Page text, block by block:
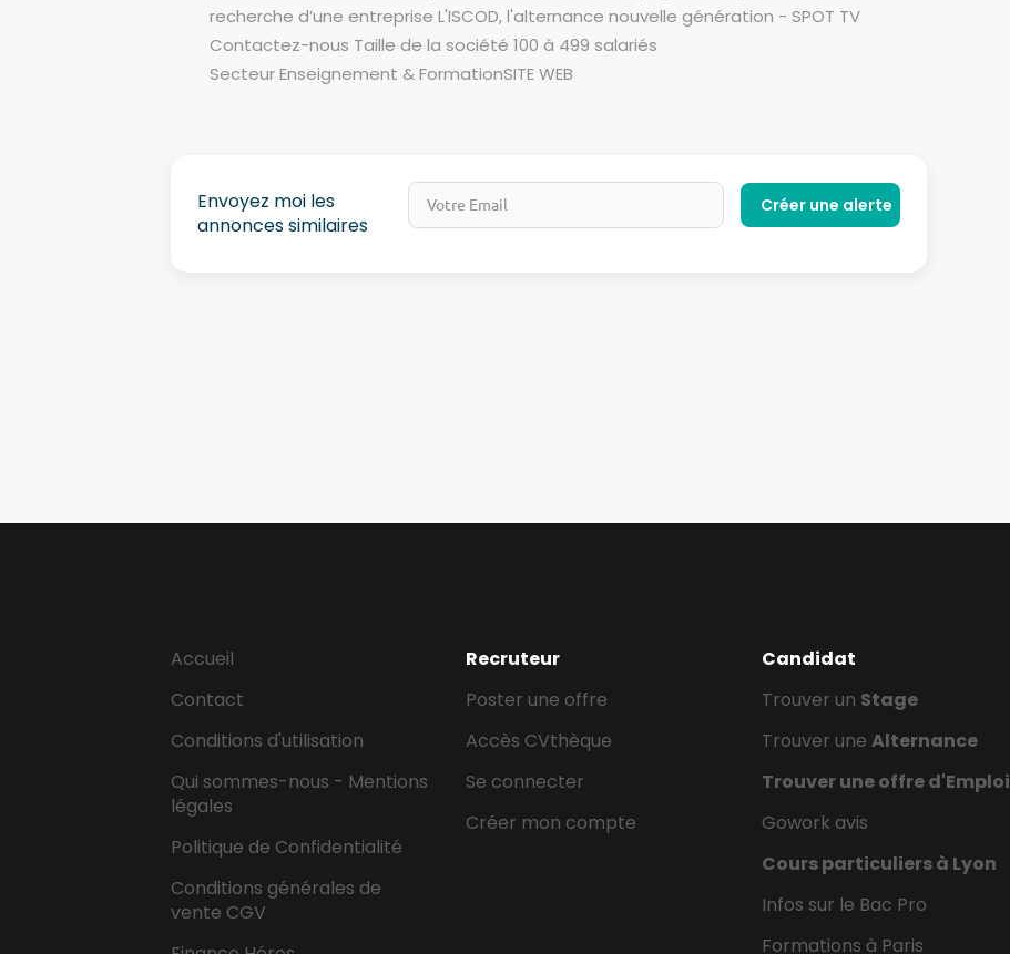
recherche d’une entreprise L'ISCOD, l'alternance nouvelle génération - SPOT TV
Contactez-nous Taille de la société 100 à 499 salariés
Secteur Enseignement & FormationSITE WEB
Envoyez moi les
annonces similaires
Accueil
Contact
Conditions d'utilisation
Qui sommes-nous - Mentions
légales
Politique de Confidentialité
Conditions générales de
vente CGV
Recruteur
Poster une offre
Accès CVthèque
Se connecter
Créer mon compte
Candidat
Trouver un Stage
Trouver une Alternance
Trouver une offre d'Emploi
Gowork avis
Cours particuliers à Lyon
Infos sur le Bac Pro
Formations à Paris